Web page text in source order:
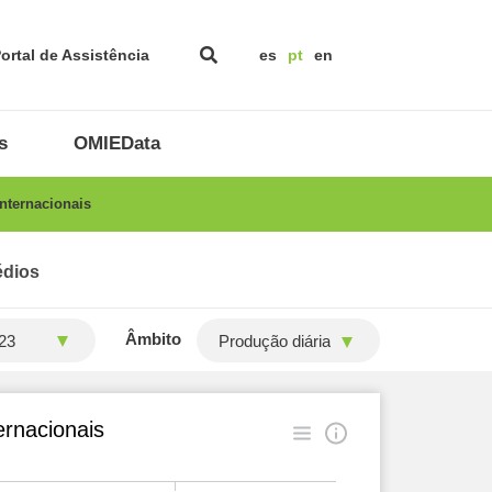
de Assistência es pt en
OMIEData
Âmbito Produção diária